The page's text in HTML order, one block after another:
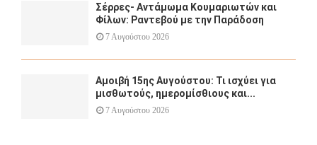
Σέρρες- Αντάμωμα Κουμαριωτών και
Φίλων: Ραντεβού με την Παράδοση
7 Αυγούστου 2026
Αμοιβή 15ης Αυγούστου: Τι ισχύει για
μισθωτούς, ημερομίσθιους και...
7 Αυγούστου 2026